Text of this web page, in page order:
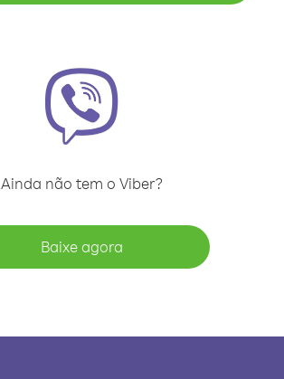
Ainda não tem o Viber?
Baixe agora